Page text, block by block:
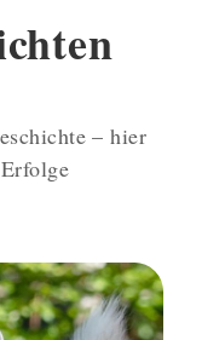
– hier